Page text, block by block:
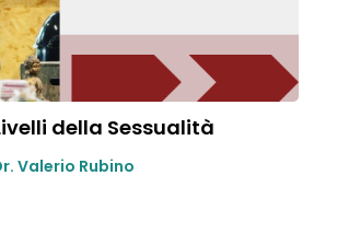
della Sessualità
Valerio Rubino